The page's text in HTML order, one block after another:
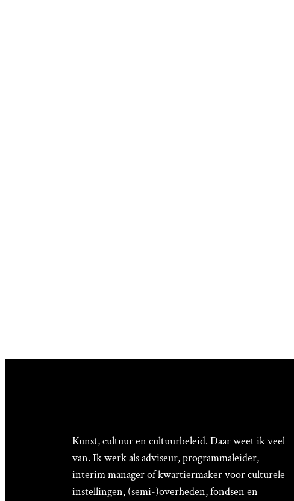
Kunst, cultuur en cultuurbeleid. Daar weet ik veel
van. Ik werk als adviseur, programmaleider,
interim manager of kwartiermaker voor culturele
instellingen, (semi-)overheden, fondsen en